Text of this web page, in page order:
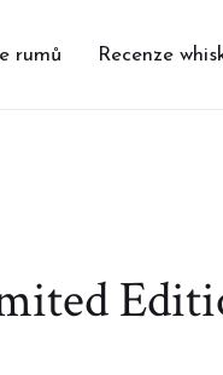
rumů Recenze